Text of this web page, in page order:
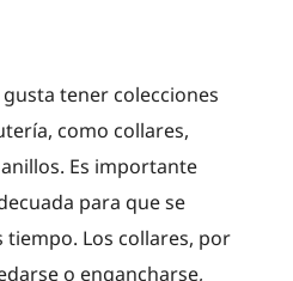
tener colecciones
como collares,
Es importante
para que se
tiempo. Los collares, por
o engancharse,